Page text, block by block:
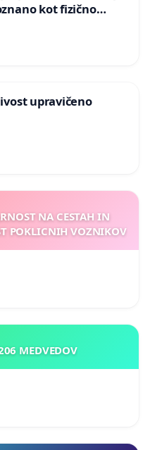
kot fizično
upravičeno
NA CESTAH IN
POKLICNIH VOZNIKOV
MEDVEDOV